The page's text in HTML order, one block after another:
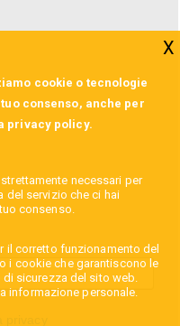
cookie o tecnologie
consenso, anche per
privacy policy.
necessari per
del servizio che ci hai
consenso.
corretto funzionamento del
i cookie che garantiscono le
sicurezza del sito web.
informazione personale.